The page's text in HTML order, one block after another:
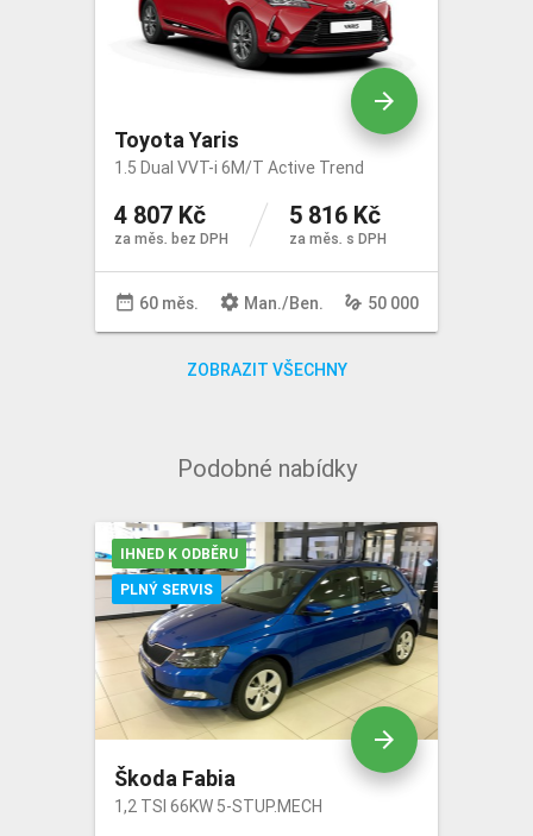
Toyota Yaris
1.5 Dual VVT-i 6M/T Active Trend
4 807 Kč
za měs. bez DPH
5 816 Kč
za měs. s DPH
date_range 60 měs. settings Man./Ben. gesture 50 000
arrow_forward
ZOBRAZIT VŠECHNY
Podobné nabídky
Škoda Fabia
1,2 TSI 66KW 5-STUP.MECH
arrow_forward
IHNED K ODBĚRU
PLNÝ SERVIS